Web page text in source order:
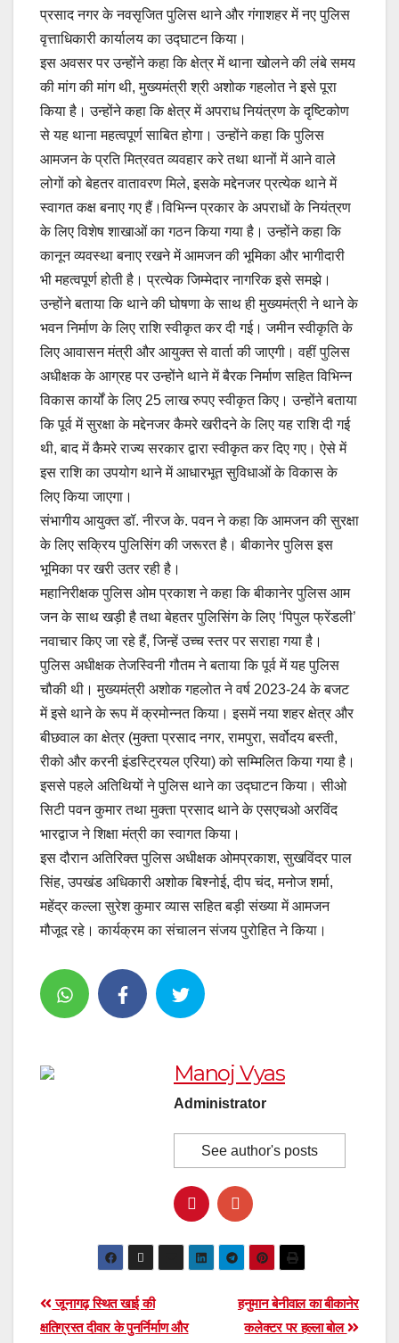
प्रसाद नगर के नवसृजित पुलिस थाने और गंगाशहर में नए पुलिस
वृत्ताधिकारी कार्यालय का उद्घाटन किया।
इस अवसर पर उन्होंने कहा कि क्षेत्र में थाना खोलने की लंबे समय
की मांग की मांग थी, मुख्यमंत्री श्री अशोक गहलोत ने इसे पूरा
किया है।उन्होंने कहा कि क्षेत्र में अपराध नियंत्रण के दृष्टिकोण
से यह थाना महत्वपूर्ण साबित होगा। उन्होंने कहा कि पुलिस
आमजन के प्रति मित्रवत व्यवहार करे तथा थानों में आने वाले
लोगों को बेहतर वातावरण मिले, इसके मद्देनजर प्रत्येक थाने में
स्वागत कक्ष बनाए गए हैं।विभिन्न प्रकार के अपराधों के नियंत्रण
के लिए विशेष शाखाओं का गठन किया गया है।उन्होंने कहा कि
कानून व्यवस्था बनाए रखने में आमजन की भूमिका और भागीदारी
भी महत्वपूर्ण होती है। प्रत्येक जिम्मेदार नागरिक इसे समझे।
उन्होंने बताया कि थाने की घोषणा के साथ ही मुख्यमंत्री ने थाने के
भवन निर्माण के लिए राशि स्वीकृत कर दी गई। जमीन स्वीकृति के
लिए आवासन मंत्री और आयुक्त से वार्ता की जाएगी। वहीं पुलिस
अधीक्षक के आग्रह पर उन्होंने थाने में बैरक निर्माण सहित विभिन्न
विकास कार्यों के लिए 25 लाख रुपए स्वीकृत किए। उन्होंने बताया
कि पूर्व में सुरक्षा के मद्देनजर कैमरे खरीदने के लिए यह राशि दी गई
थी, बाद में कैमरे राज्य सरकार द्वारा स्वीकृत कर दिए गए। ऐसे में
इस राशि का उपयोग थाने में आधारभूत सुविधाओं के विकास के
लिए किया जाएगा।
संभागीय आयुक्त डॉ. नीरज के. पवन ने कहा कि आमजन की सुरक्षा
के लिए सक्रिय पुलिसिंग की जरूरत है। बीकानेर पुलिस इस
भूमिका पर खरी उतर रही है।
महानिरीक्षक पुलिस ओम प्रकाश ने कहा कि बीकानेर पुलिस आम
जन के साथ खड़ी है तथा बेहतर पुलिसिंग के लिए ‘पिपुल फ्रेंडली’
नवाचार किए जा रहे हैं, जिन्हें उच्च स्तर पर सराहा गया है।
पुलिस अधीक्षक तेजस्विनी गौतम ने बताया कि पूर्व में यह पुलिस
चौकी थी। मुख्यमंत्री अशोक गहलोत ने वर्ष 2023-24 के बजट
में इसे थाने के रूप में क्रमोन्नत किया। इसमें नया शहर क्षेत्र और
बीछवाल का क्षेत्र (मुक्ता प्रसाद नगर, रामपुरा, सर्वोदय बस्ती,
रीको और करनी इंडस्ट्रियल एरिया) को सम्मिलित किया गया है।
इससे पहले अतिथियों ने पुलिस थाने का उद्घाटन किया। सीओ
सिटी पवन कुमार तथा मुक्ता प्रसाद थाने के एसएचओ अरविंद
भारद्वाज ने शिक्षा मंत्री का स्वागत किया।
इस दौरान अतिरिक्त पुलिस अधीक्षक ओमप्रकाश, सुखविंदर पाल
सिंह, उपखंड अधिकारी अशोक बिश्नोई, दीप चंद, मनोज शर्मा,
महेंद्र कल्ला सुरेश कुमार व्यास सहित बड़ी संख्या में आमजन
मौजूद रहे। कार्यक्रम का संचालन संजय पुरोहित ने किया।
Manoj Vyas
Administrator
See author's posts
Post
हनुमान बेनीवाल का बीकानेर
कलेक्टर पर हल्ला बोल
जूनागढ़ स्थित खाई की
क्षतिग्रस्त दीवार के पुनर्निर्माण और